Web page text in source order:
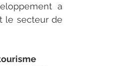
a
le secteur de